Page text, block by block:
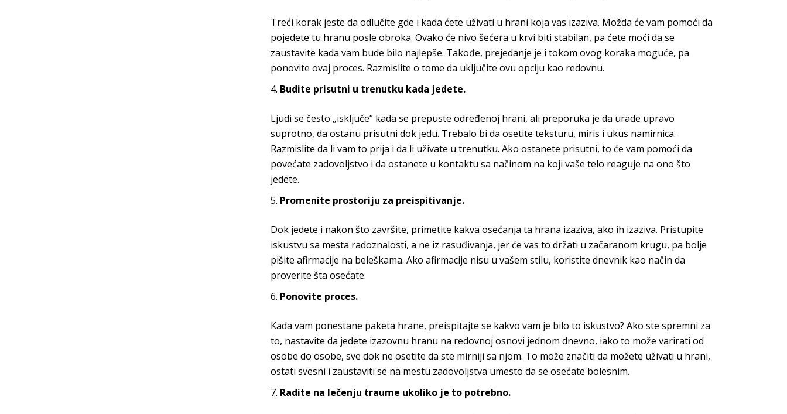
Treći korak jeste da odlučite gde i kada ćete uživati u hrani koja vas izaziva. Možda će vam pomoći da
pojedete tu hranu posle obroka. Ovako će nivo šećera u krvi biti stabilan, pa ćete moći da se
zaustavite kada vam bude bilo najlepše. Takođe, prejedanje je i tokom ovog koraka moguće, pa
ponovite ovaj proces. Razmislite o tome da uključite ovu opciju kao redovnu.
Budite prisutni u trenutku kada jedete.
Ljudi se često „isključe” kada se prepuste određenoj hrani, ali preporuka je da urade upravo
suprotno, da ostanu prisutni dok jedu. Trebalo bi da osetite teksturu, miris i ukus namirnica.
Razmislite da li vam to prija i da li uživate u trenutku. Ako ostanete prisutni, to će vam pomoći da
povećate zadovoljstvo i da ostanete u kontaktu sa načinom na koji vaše telo reaguje na ono što
jedete.
Promenite prostoriju za preispitivanje.
Dok jedete i nakon što završite, primetite kakva osećanja ta hrana izaziva, ako ih izaziva. Pristupite
iskustvu sa mesta radoznalosti, a ne iz rasuđivanja, jer će vas to držati u začaranom krugu, pa bolje
pišite afirmacije na beleškama. Ako afirmacije nisu u vašem stilu, koristite dnevnik kao način da
proverite šta osećate.
Ponovite proces.
Kada vam ponestane paketa hrane, preispitajte se kakvo vam je bilo to iskustvo? Ako ste spremni za
to, nastavite da jedete izazovnu hranu na redovnoj osnovi jednom dnevno, iako to može varirati od
osobe do osobe, sve dok ne osetite da ste mirniji sa njom. To može značiti da možete uživati u hrani,
ostati svesni i zaustaviti se na mestu zadovoljstva umesto da se osećate bolesnim.
Radite na lečenju traume ukoliko je to potrebno.